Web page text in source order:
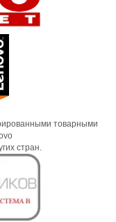
товарными
стран.